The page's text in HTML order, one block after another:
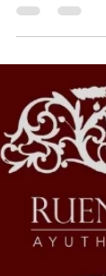
เที่ยวอยุ
โปรแกรมแนะน
สนุกตื่นเต้นเบา
ราคาเบา ใช้บริ
กิจกรรม ให้บริก